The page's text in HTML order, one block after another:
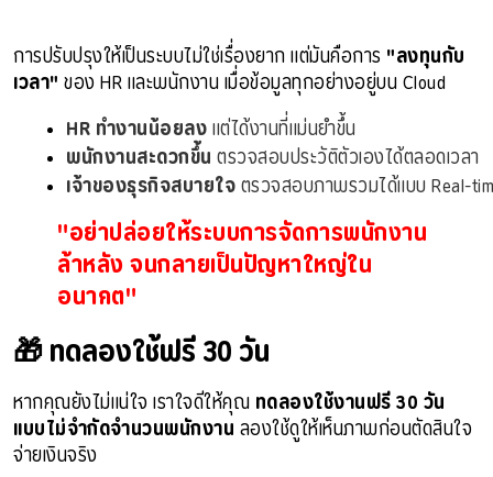
การปรับปรุงให้เป็นระบบไม่ใช่เรื่องยาก แต่มันคือการ "ลงทุนกับ
เวลา"ของ HR และพนักงาน เมื่อข้อมูลทุกอย่างอยู่บน Cloud
HR ทำงานน้อยลง แต่ได้งานที่แม่นยำขึ้น
พนักงานสะดวกขึ้น ตรวจสอบประวัติตัวเองได้ตลอดเวลา
เจ้าของธุรกิจสบายใจ ตรวจสอบภาพรวมได้แบบ Real-
"อย่าปล่อยให้ระบบการจัดการพนักงาน
ล้าหลัง จนกลายเป็นปัญหาใหญ่ใน
อนาคต"
🎁 ทดลองใช้ฟรี 30 วัน
หากคุณยังไม่แน่ใจ เราใจดีให้คุณทดลองใช้งานฟรี 30 วัน
แบบไม่จำกัดจำนวนพนักงานลองใช้ดูให้เห็นภาพก่อนตัดสินใจ
จ่ายเงินจริง